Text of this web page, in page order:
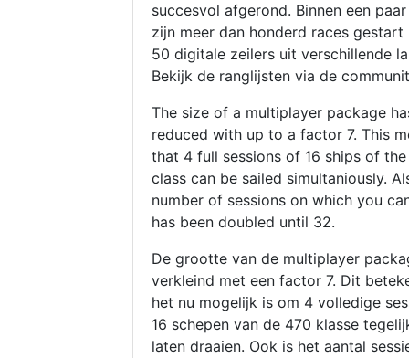
succesvol afgerond. Binnen een
zijn meer dan honderd races gestart
50 digitale zeilers uit verschillende
Bekijk de ranglijsten via de
The size of a multiplayer package
reduced with up to a factor 7. This
that 4 full sessions of 16 ships of
class can be sailed simultaniously.
number of sessions on which you
has been doubled until 32.
De grootte van de multiplayer
verkleind met een factor 7. Dit
het nu mogelijk is om 4 volledige
16 schepen van de 470 klasse
laten draaien. Ook is het aantal